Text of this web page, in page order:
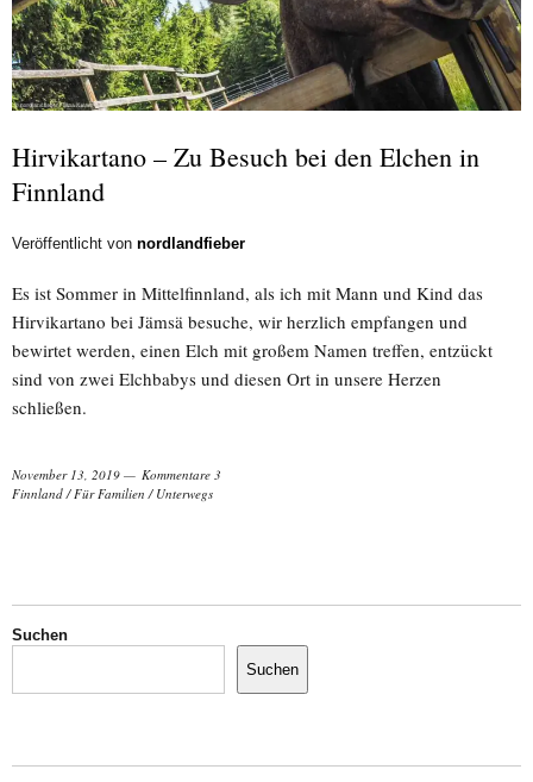
Hirvikartano – Zu Besuch bei den Elchen in
Finnland
Veröffentlicht von nordlandfieber
Es ist Sommer in Mittelfinnland, als ich mit Mann und Kind das
Hirvikartano bei Jämsä besuche, wir herzlich empfangen und
bewirtet werden, einen Elch mit großem Namen treffen, entzückt
sind von zwei Elchbabys und diesen Ort in unsere Herzen
schließen.
November 13, 2019
Kommentare 3
Finnland / Für Familien / Unterwegs
Suchen
Suchen